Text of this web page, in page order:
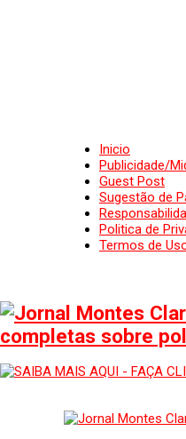
Inicio
Publicidade/
Guest Post
Sugestão de
Politica de
Termos de
completas sobre